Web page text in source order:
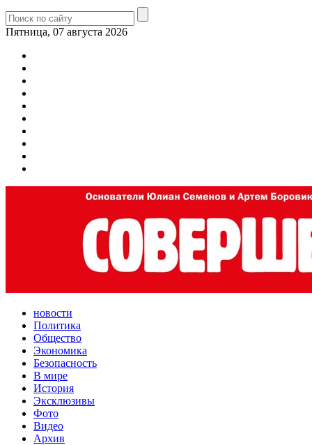
Пятница, 07 августа 2026
новости
Политика
Общество
Экономика
Безопасность
В мире
История
Эксклюзивы
Фото
Видео
Архив